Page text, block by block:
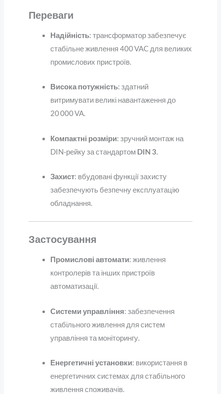
Переваги
Надійність: трансформатор забезпечує
стабільне живлення 400 VAC для великих
промислових пристроїв.
Висока потужність: здатний
витримувати великі навантаження до
20 000 VA.
Компактні розміри: зручний монтаж на
DIN-рейку за стандартом DIN 3.
Захист: вбудовані функції захисту
забезпечують безпечну експлуатацію
обладнання.
Застосування
Промислові автомати: живлення
контролерів та інших пристроїв
автоматизації.
Системи управління: забезпечення
стабільного живлення для систем
управління та моніторингу.
Енергетичні установки: використання в
енергетичних системах для стабільного
живлення споживачів.